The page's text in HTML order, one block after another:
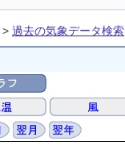
> 過去の気象データ検索